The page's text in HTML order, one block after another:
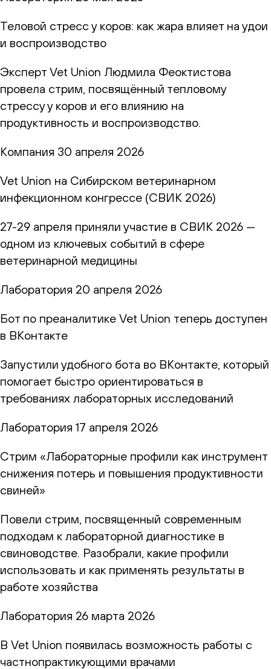
Теловой стресс у коров: как жара влияет на удои
и воспроизводство
Эксперт Vet Union Людмила Феоктистова
провела стрим, посвящённый тепловому
стрессу у коров и его влиянию на
продуктивность и воспроизводство.
Компания 30 апреля 2026
Vet Union на Сибирском ветеринарном
инфекционном конгрессе (СВИК 2026)
27-29 апреля приняли участие в СВИК 2026 —
одном из ключевых событий в сфере
ветеринарной медицины
Лаборатория 20 апреля 2026
Бот по преаналитике Vet Union теперь доступен
в ВКонтакте
Запустили удобного бота во ВКонтакте, который
помогает быстро ориентироваться в
требованиях лабораторных исследований
Лаборатория 17 апреля 2026
Стрим «Лабораторные профили как инструмент
снижения потерь и повышения продуктивности
свиней»
Повели стрим, посвященный современным
подходам к лабораторной диагностике в
свиноводстве. Разобрали, какие профили
использовать и как применять результаты в
работе хозяйства
Лаборатория 26 марта 2026
В Vet Union появилась возможность работы с
частнопрактикующими врачами